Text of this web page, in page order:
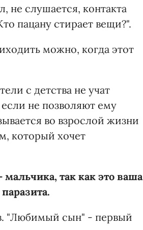
слушается, контакта
пацану стирает вещи?".
можно, когда этот
с детства не учат
если не позволяют ему
во взрослой жизни
который хочет
мальчика, так как это ваша
"Любимый сын" - первый